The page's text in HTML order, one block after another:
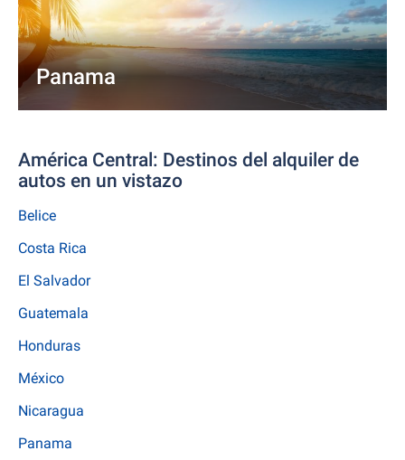
Panama
América Central: Destinos del alquiler de
autos en un vistazo
Belice
Costa Rica
El Salvador
Guatemala
Honduras
México
Nicaragua
Panama